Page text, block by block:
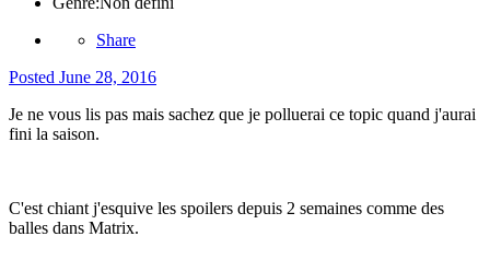
Share
Posted June 28, 2016
Je ne vous lis pas mais sachez que je polluerai ce topic quand j'aurai
fini la saison.
C'est chiant j'esquive les spoilers depuis 2 semaines comme des
balles dans Matrix.